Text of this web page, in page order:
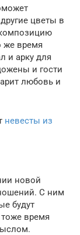
цветы в
же время
и арку для
и гости
любовь и
невесты из
новой
С ним
будут
время